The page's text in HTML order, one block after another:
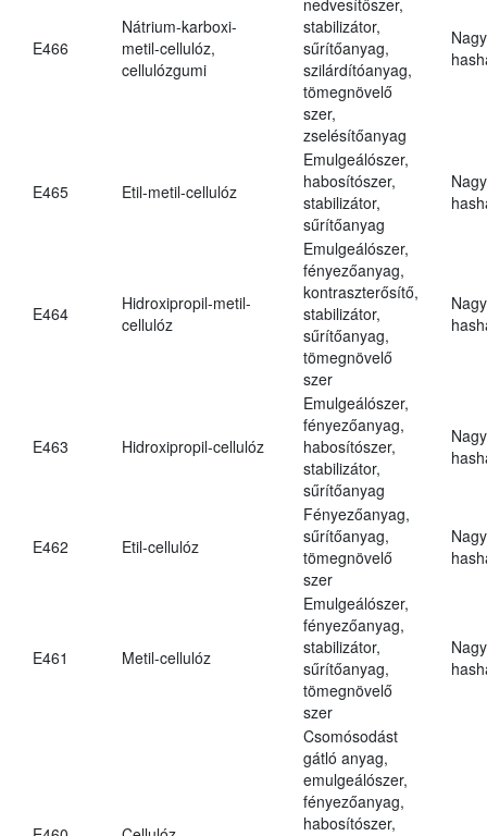
E466
Nátrium-karboxi-
metil-cellulóz,
cellulózgumi
stabilizátor,
sűrítőanyag,
szilárdítóanyag,
tömegnövelő
szer,
zselésítőanyag
E465 Etil-metil-cellulóz
Emulgeálószer,
habosítószer,
stabilizátor,
sűrítőanyag
E464
Hidroxipropil-metil-
cellulóz
Emulgeálószer,
fényezőanyag,
kontraszterősítő,
stabilizátor,
sűrítőanyag,
tömegnövelő
szer
E463 Hidroxipropil-cellulóz
Emulgeálószer,
fényezőanyag,
habosítószer,
stabilizátor,
sűrítőanyag
E462 Etil-cellulóz
Fényezőanyag,
sűrítőanyag,
tömegnövelő
szer
E461 Metil-cellulóz
Emulgeálószer,
fényezőanyag,
stabilizátor,
sűrítőanyag,
tömegnövelő
szer
Csomósodást
gátló anyag,
emulgeálószer,
fényezőanyag,
habosítószer,